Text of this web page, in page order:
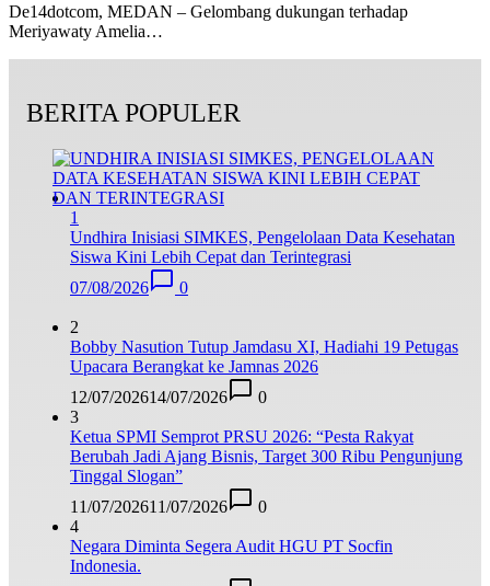
De14dotcom, MEDAN – Gelombang dukungan terhadap
Meriyawaty Amelia…
BERITA POPULER
1
Undhira Inisiasi SIMKES, Pengelolaan Data Kesehatan
Siswa Kini Lebih Cepat dan Terintegrasi
07/08/2026
0
2
Bobby Nasution Tutup Jamdasu XI, Hadiahi 19 Petugas
Upacara Berangkat ke Jamnas 2026
12/07/202614/07/2026
0
3
Ketua SPMI Semprot PRSU 2026: “Pesta Rakyat
Berubah Jadi Ajang Bisnis, Target 300 Ribu Pengunjung
Tinggal Slogan”
11/07/202611/07/2026
0
4
Negara Diminta Segera Audit HGU PT Socfin
Indonesia.